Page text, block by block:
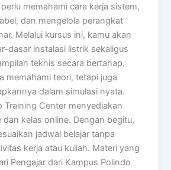
memahami cara kerja sistem,
dan mengelola perangkat
Melalui kursus ini, kamu akan
dasar instalasi listrik sekaligus
teknis secara bertahap.
memahami teori, tetapi juga
dalam simulasi nyata.
Training Center menyediakan
dan kelas online. Dengan begitu,
jadwal belajar tanpa
kerja atau kuliah. Materi yang
Pengajar dari Kampus Polindo